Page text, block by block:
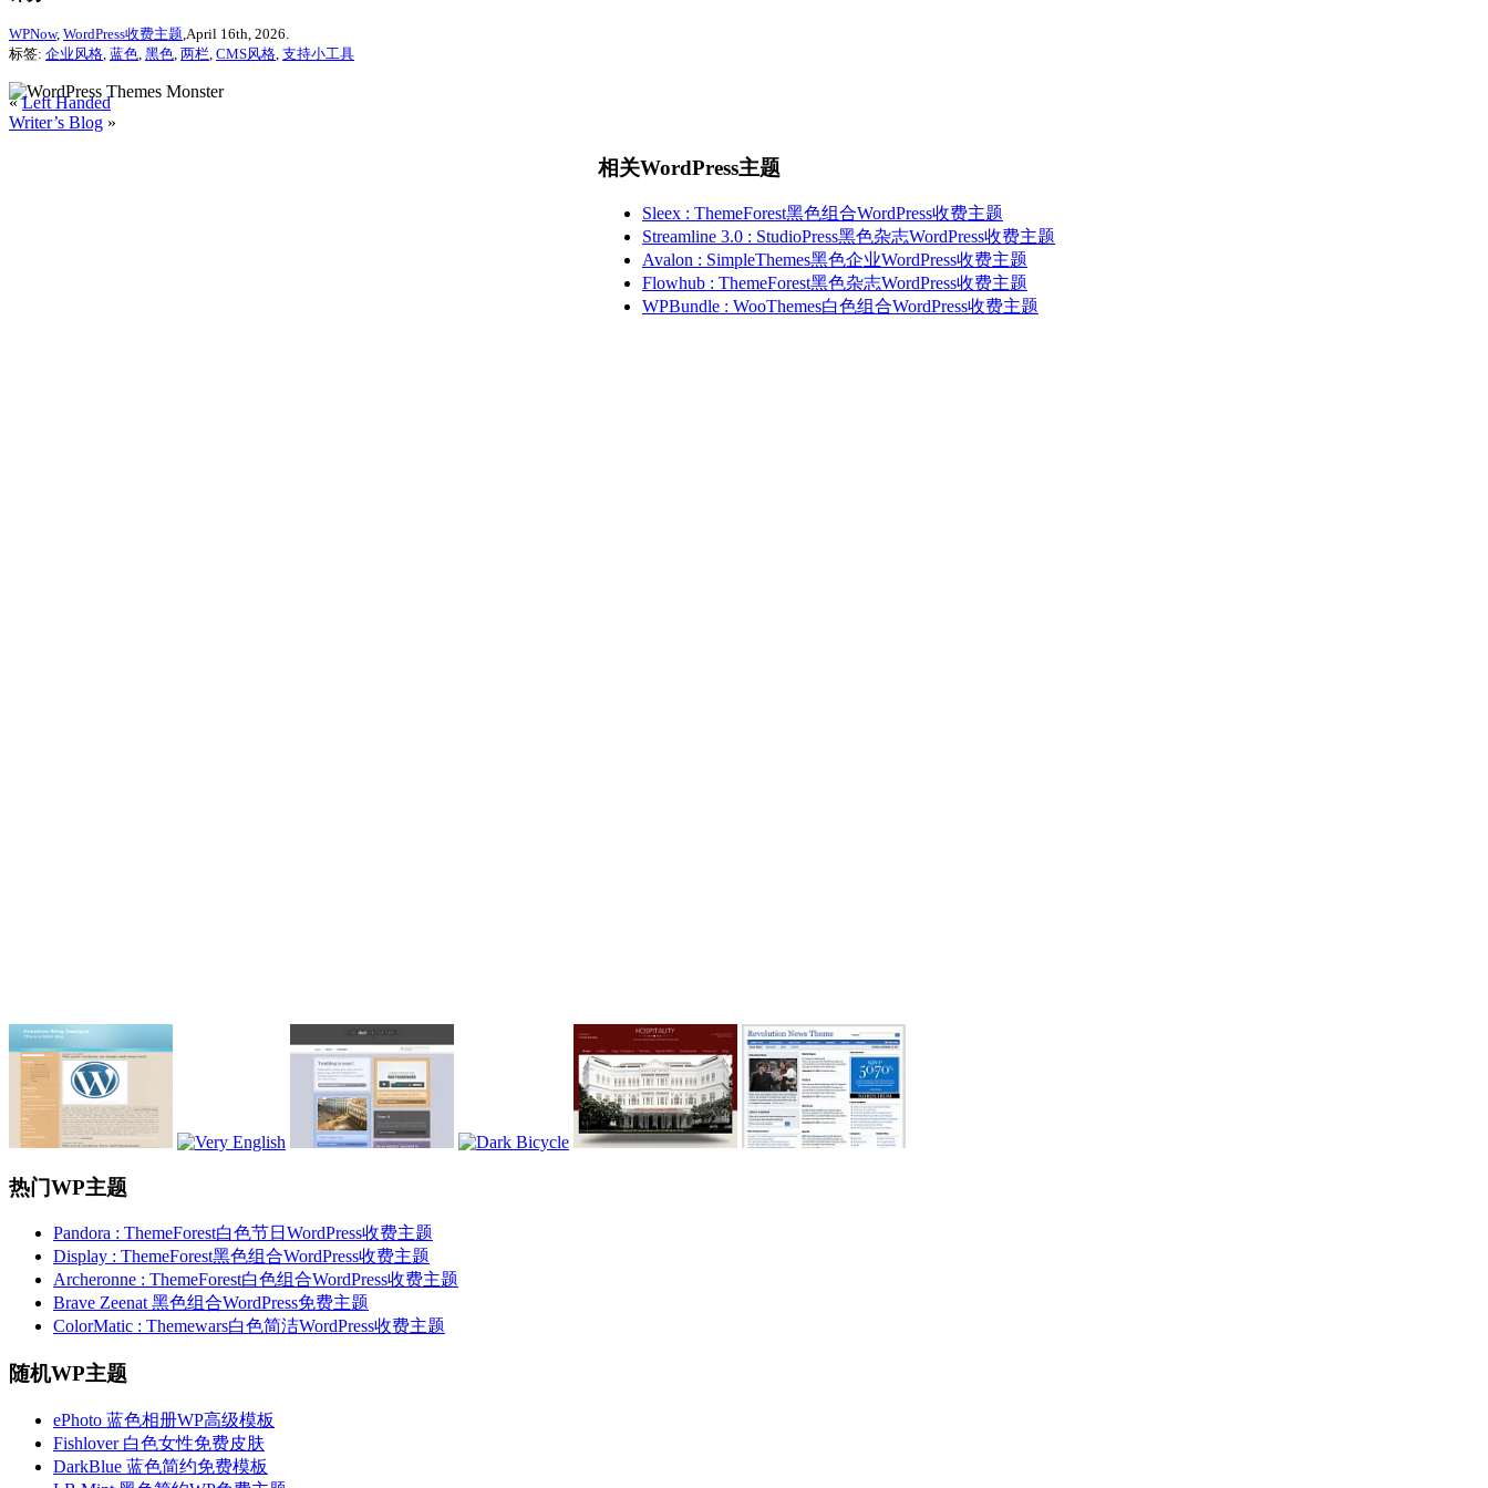
WPNow, WordPress收费主题 ,April 16th, 2026.
标签: 企业风格 蓝色 黑色 两栏 CMS风格 支持小工具
«Left Handed
Writer’s Blog »
相关WordPress主题
Sleex : ThemeForest黑色组合WordPress收费主题
Streamline 3.0 : StudioPress黑色杂志WordPress收费主题
Avalon : SimpleThemes黑色企业WordPress收费主题
Flowhub : ThemeForest黑色杂志WordPress收费主题
WPBundle : WooThemes白色组合WordPress收费主题
热门WP主题
Pandora : ThemeForest白色节日WordPress收费主题
Display : ThemeForest黑色组合WordPress收费主题
Archeronne : ThemeForest白色组合WordPress收费主题
Brave Zeenat 黑色组合WordPress免费主题
ColorMatic : Themewars白色简洁WordPress收费主题
随机WP主题
ePhoto 蓝色相册WP高级模板
Fishlover 白色女性免费皮肤
DarkBlue 蓝色简约免费模板